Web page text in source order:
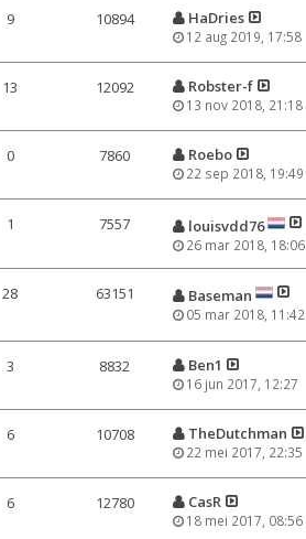
9 10894 HaDries
12 aug 2019, 17:58
13 12092 Robster-f
13 nov 2018, 21:18
0 7860 Roebo
22 sep 2018, 19:49
1 7557 louisvdd76
26 mar 2018, 18:06
28 63151 Baseman
05 mar 2018, 11:42
3 8832 Ben1
16 jun 2017, 12:27
6 10708 TheDutchman
22 mei 2017, 22:35
6 12780 CasR
18 mei 2017, 08:56